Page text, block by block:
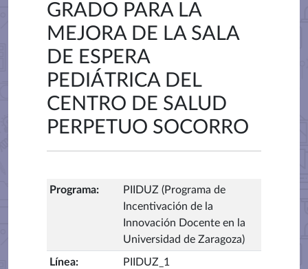
GRADO PARA LA
MEJORA DE LA SALA
DE ESPERA
PEDIÁTRICA DEL
CENTRO DE SALUD
PERPETUO SOCORRO
Programa:
PIIDUZ (Programa de
Incentivación de la
Innovación Docente en la
Universidad de Zaragoza)
Línea: PIIDUZ_1